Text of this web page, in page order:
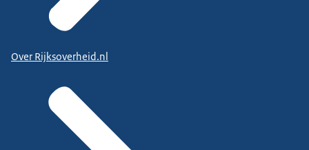
Over Rijksoverheid.nl